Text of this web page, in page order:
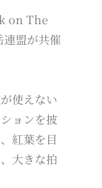
on The
盟が共催
使えない
ョンを披
紅葉を目
大きな拍